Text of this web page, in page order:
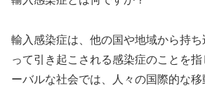
輸入感染症は、他の国や地域から持
って引き起こされる感染症のことを
ーバルな社会では、人々の国際的な